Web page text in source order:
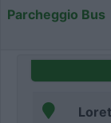
Parcheggio Bus